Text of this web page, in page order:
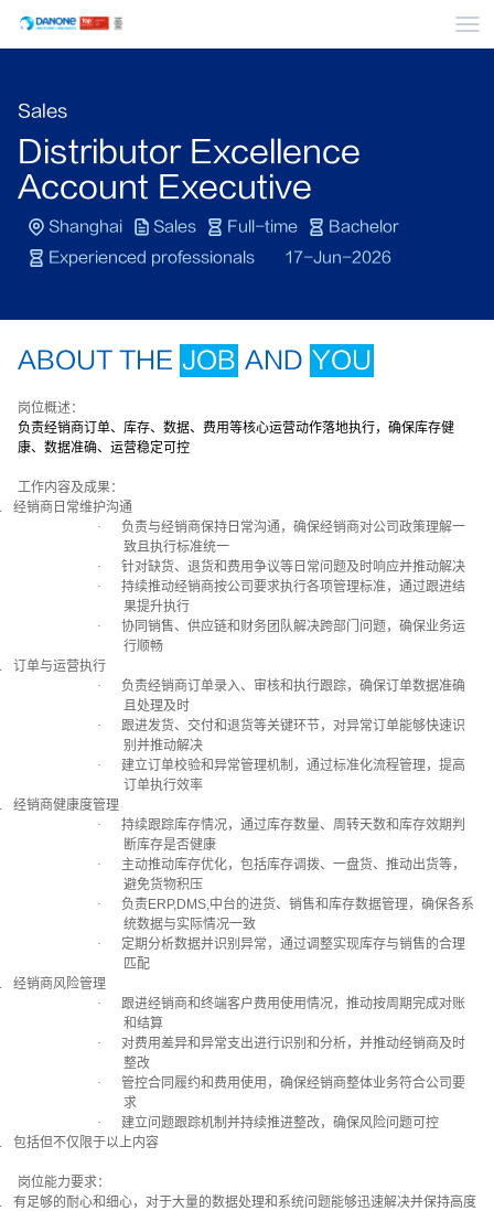
Sales
Distributor Excellence
Account Executive
Shanghai Sales Full-time
Bachelor
Experienced professionals
17-Jun-2026
ABOUT THE JOB AND YOU
岗位概述：
负责经销商订单、库存、数据、费用等核心运营动作落地执行，确保库存健
康、数据准确、运营稳定可控
工作内容及成果：
经销商日常维护沟通
·
负责与经销商保持日常沟通，确保经销商对公司政策理解一
致且执行标准统一
·
针对缺货、退货和费用争议等日常问题及时响应并推动解决
·
持续推动经销商按公司要求执行各项管理标准，通过跟进结
果提升执行
·
协同销售、供应链和财务团队解决跨部门问题，确保业务运
行顺畅
订单与运营执行
·
负责经销商订单录入、审核和执行跟踪，确保订单数据准确
且处理及时
·
跟进发货、交付和退货等关键环节，对异常订单能够快速识
别并推动解决
·
建立订单校验和异常管理机制，通过标准化流程管理，提高
订单执行效率
经销商健康度管理
·
持续跟踪库存情况，通过库存数量、周转天数和库存效期判
断库存是否健康
·
主动推动库存优化，包括库存调拨、一盘货、推动出货等，
避免货物积压
·
负责ERP,DMS,中台的进货、销售和库存数据管理，确保各系
统数据与实际情况一致
·
定期分析数据并识别异常，通过调整实现库存与销售的合理
匹配
经销商风险管理
·
跟进经销商和终端客户费用使用情况，推动按周期完成对账
和结算
·
对费用差异和异常支出进行识别和分析，并推动经销商及时
整改
·
管控合同履约和费用使用，确保经销商整体业务符合公司要
求
·
建立问题跟踪机制并持续推进整改，确保风险问题可控
包括但不仅限于以上内容
岗位能力要求：
有足够的耐心和细心，对于大量的数据处理和系统问题能够迅速解决并保持高度